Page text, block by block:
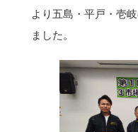
より五島・平戸・壱
ました。